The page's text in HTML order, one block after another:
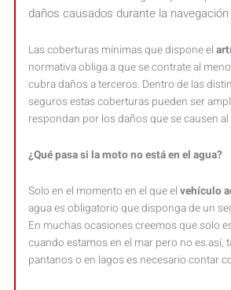
daños causados durante la
Las coberturas mínimas que dispone el
normativa obliga a que se contrate al
cubra daños a terceros. Dentro de las
seguros estas coberturas pueden ser
respondan por los daños que se causen
¿Qué pasa si la moto no está en el agua?
Solo en el momento en el que elvehículo
agua es obligatorio que disponga de un
En muchas ocasiones creemos que solo
cuando estamos en el mar pero no es así,
pantanos o en lagos es necesario contar